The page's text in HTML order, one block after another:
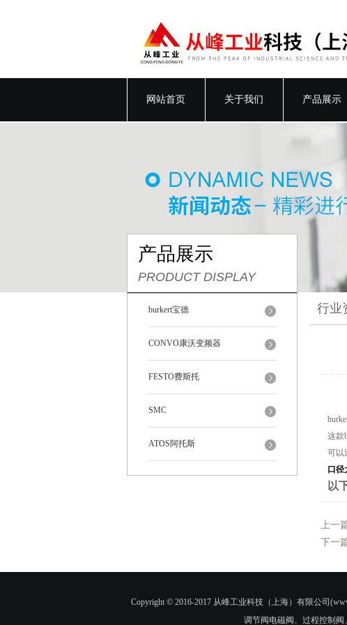
网站首页 关于我们 产品展示
产品展示
PRODUCT DISPLAY
burkert宝德
CONVO康沃变频器
FESTO费斯托
SMC
ATOS阿托斯
行业
这款
可以
口径
以
上一
下一
Copyright © 2016-2017 从峰工业科技（上海）有限公司
调节阀电磁阀、过程控制